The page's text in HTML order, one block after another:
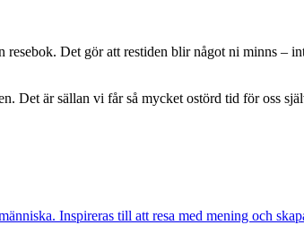
Det gör att restiden blir något ni minns –
Det är sällan vi får så mycket ostörd tid för oss
Inspireras till att resa med mening och